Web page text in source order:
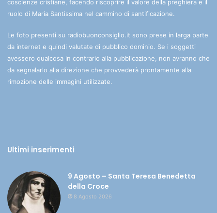
coscienze cristiane, facendo riscoprire il valore della preghiera e il
ruolo di Maria Santissima nel cammino di santificazione.
Le foto presenti su radiobuonconsiglio.it sono prese in larga parte
da internet e quindi valutate di pubblico dominio. Se i soggetti
avessero qualcosa in contrario alla pubblicazione, non avranno che
da segnalarlo alla direzione che provvederà prontamente alla
rimozione delle immagini utilizzate.
Ultimi inserimenti
9 Agosto – Santa Teresa Benedetta
della Croce
8 Agosto 2026